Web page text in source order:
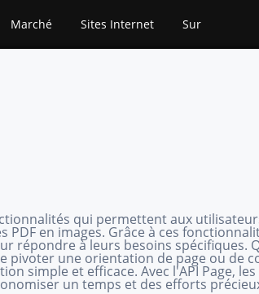
Marché Sites Internet Sur
qui permettent aux
PDF en images. Grâce à ces
répondre à leurs besoins spécifiques.
pivoter une orientation de page ou de
simple et efficace. Avec l'API Page,
un temps et des efforts